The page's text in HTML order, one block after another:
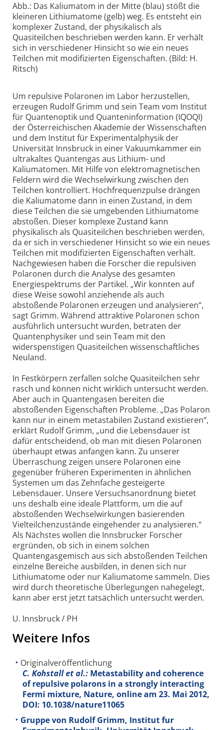
Abb.: Das Kaliumatom in der Mitte (blau) stößt die
kleineren Lithiumatome (gelb) weg. Es entsteht ein
komplexer Zustand, der physikalisch als
Quasiteilchen beschrieben werden kann. Er verhält
sich in verschiedener Hinsicht so wie ein neues
Teilchen mit modifizierten Eigenschaften. (Bild: H.
Ritsch)
Um repulsive Polaronen im Labor herzustellen,
erzeugen Rudolf Grimm und sein Team vom Institut
für Quantenoptik und Quanteninformation (IQOQI)
der Österreichischen Akademie der Wissenschaften
und dem Institut für Experimentalphysik der
Universität Innsbruck in einer Vakuumkammer ein
ultrakaltes Quantengas aus Lithium- und
Kaliumatomen. Mit Hilfe von elektromagnetischen
Feldern wird die Wechselwirkung zwischen den
Teilchen kontrolliert. Hochfrequenzpulse drängen
die Kaliumatome dann in einen Zustand, in dem
diese Teilchen die sie umgebenden Lithiumatome
abstoßen. Dieser komplexe Zustand kann
physikalisch als Quasiteilchen beschrieben werden,
da er sich in verschiedener Hinsicht so wie ein neues
Teilchen mit modifizierten Eigenschaften verhält.
Nachgewiesen haben die Forscher die repulsiven
Polaronen durch die Analyse des gesamten
Energiespektrums der Partikel. „Wir konnten auf
diese Weise sowohl anziehende als auch
abstoßende Polaronen erzeugen und analysieren“,
sagt Grimm. Während attraktive Polaronen schon
ausführlich untersucht wurden, betraten der
Quantenphysiker und sein Team mit den
widerspenstigen Quasiteilchen wissenschaftliches
Neuland.
In Festkörpern zerfallen solche Quasiteilchen sehr
rasch und können nicht wirklich untersucht werden.
Aber auch in Quantengasen bereiten die
abstoßenden Eigenschaften Probleme. „Das Polaron
kann nur in einem metastabilen Zustand existieren“,
erklärt Rudolf Grimm, „und die Lebensdauer ist
dafür entscheidend, ob man mit diesen Polaronen
überhaupt etwas anfangen kann. Zu unserer
Überraschung zeigen unsere Polaronen eine
gegenüber früheren Experimenten in ähnlichen
Systemen um das Zehnfache gesteigerte
Lebensdauer. Unsere Versuchsanordnung bietet
uns deshalb eine ideale Plattform, um die auf
abstoßenden Wechselwirkungen basierenden
Vielteilchenzustände eingehender zu analysieren.“
Als Nächstes wollen die Innsbrucker Forscher
ergründen, ob sich in einem solchen
Quantengasgemisch aus sich abstoßenden Teilchen
einzelne Bereiche ausbilden, in denen sich nur
Lithiumatome oder nur Kaliumatome sammeln. Dies
wird durch theoretische Überlegungen nahegelegt,
kann aber erst jetzt tatsächlich untersucht werden.
U. Innsbruck / PH
Weitere Infos
Originalveröffentlichung
C. Kohstall et al.: Metastability and coherence
of repulsive polarons in a strongly interacting
Fermi mixture, Nature, online am 23. Mai 2012,
DOI: 10.1038/nature11065
Gruppe von Rudolf Grimm, Institut fur